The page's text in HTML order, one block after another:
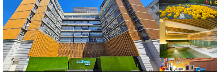
搜尋景點
好康優惠